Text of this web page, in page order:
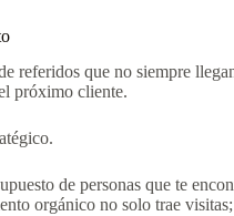
referidos que no siempre
próximo cliente.
de personas que te
orgánico no solo trae